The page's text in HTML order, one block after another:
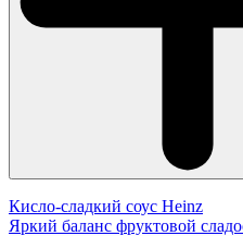
Кисло-сладкий соус Heinz
Яркий баланс фруктовой